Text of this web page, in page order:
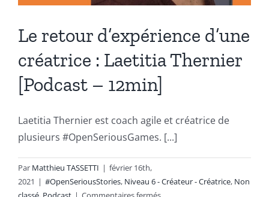
Le retour d’expérience d’une
créatrice : Laetitia Thernier
[Podcast – 12min]
Laetitia Thernier est coach agile et créatrice de
plusieurs #OpenSeriousGames. [...]
Par Matthieu TASSETTI | février 16th,
2021 | #OpenSeriousStories, Niveau 6 - Créateur - Créatrice, Non
sur